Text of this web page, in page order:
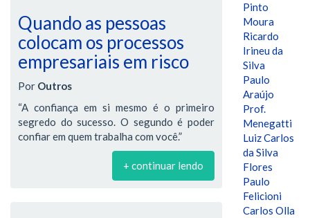
Quando as pessoas
colocam os processos
empresariais em risco
Por Outros
“A confiança em si mesmo é o primeiro
segredo do sucesso. O segundo é poder
confiar em quem trabalha com você.”
+ continuar lendo
Pinto
Moura
Ricardo
Irineu da
Silva
Paulo
Araújo
Prof.
Menegatti
Luiz Carlos
da Silva
Flores
Paulo
Felicioni
Carlos Olla